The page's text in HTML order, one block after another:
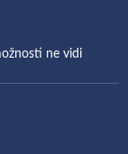
ne vidi